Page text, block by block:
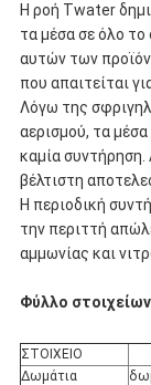
Η ροή Twater
τα μέσα σε όλο
αυτών των
που απαιτείται
Λόγω της
αερισμού, τα
καμία συντήρηση.
βέλτιστη
Η περιοδική
την περιττή
αμμωνίας και
Φύλλο
ΣΤΟΙΧΕΙΟ
Δωμάτια